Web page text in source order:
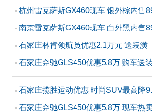
▪ 杭州雷克萨斯GX460现车 银外棕内售
▪ 南京雷克萨斯GX460现车 白外黑内售
▪ 石家庄林肯领航员优惠2.1万元 送装潢
▪ 石家庄奔驰GLS450优惠5.8万 购车送
▪ 石家庄揽胜运动优惠 时尚SUV最高降
▪ 石家庄奔驰GLS450优惠5.8万 现车热